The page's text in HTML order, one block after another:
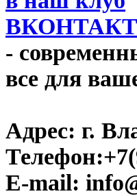
-
все для
Адрес: г.
Телефон:
E-mail: